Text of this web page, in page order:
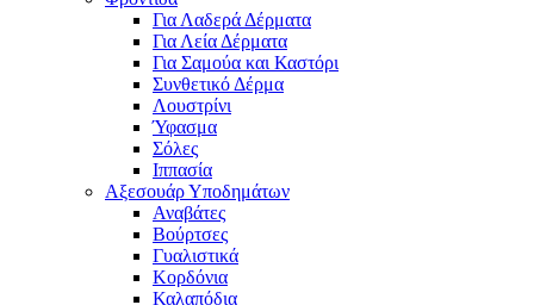
Για Λαδερά Δέρματα
Για Λεία Δέρματα
Για Σαμούα και Καστόρι
Συνθετικό Δέρμα
Λουστρίνι
Ύφασμα
Σόλες
Ιππασία
Αξεσουάρ Υποδημάτων
Αναβάτες
Βούρτσες
Γυαλιστικά
Κορδόνια
Καλαπόδια